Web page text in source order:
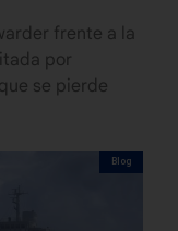
frente a la
por
se pierde
Blog